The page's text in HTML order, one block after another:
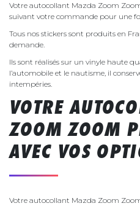
Votre autocollant Mazda Zoom
suivant votre commande pour une
Tous nos stickers sont produits en
demande.
Ils sont réalisés sur un vinyle haute
l’automobile et le nautisme, il
intempéries.
VOTRE
ZOOM ZOOM
AVEC VOS
Votre autocollant Mazda Zoom